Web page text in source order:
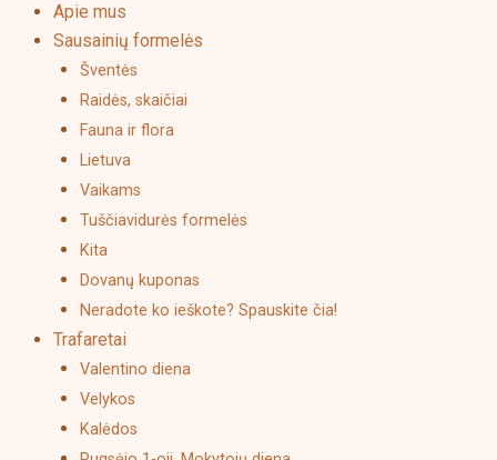
Apie mus
Sausainių formelės
Šventės
Raidės, skaičiai
Fauna ir flora
Lietuva
Vaikams
Tuščiavidurės formelės
Kita
Dovanų kuponas
Neradote ko ieškote? Spauskite čia!
Trafaretai
Valentino diena
Velykos
Kalėdos